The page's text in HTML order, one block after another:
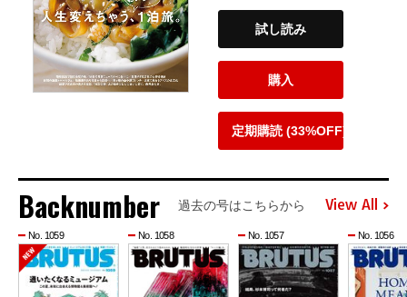
試し読み
購入
定期購読 (33%OFF)
Backnumber 過去の号はこちらから View All
No. 1059 No. 1058 No. 1057 No. 1056